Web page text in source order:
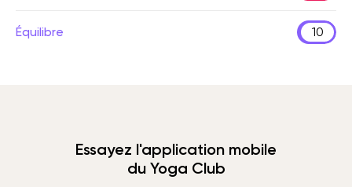
Équilibre 10
Essayez l'application mobile
du Yoga Club